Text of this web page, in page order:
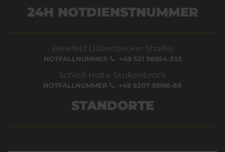
24H NOTDIENSTNUMMER
Bielefeld (Jöllenbecker Straße)
NOTFALLNUMMER +49 521 98654-333
Schloß Holte-Stukenbrock
NOTFALLNUMMER +49 5207 99166-88
STANDORTE